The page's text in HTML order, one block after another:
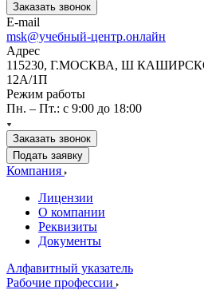
Заказать звонок
E-mail
msk@учебный-центр.онлайн
Адрес
115230, Г.МОСКВА, Ш
12А/1П
Режим работы
Пн. – Пт.: с 9:00 до 18:00
Заказать звонок
Подать заявку
Компания
Лицензии
О компании
Реквизиты
Документы
Алфавитный указатель
Рабочие профессии